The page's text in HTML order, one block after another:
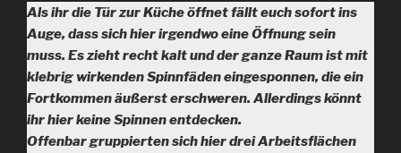
Als ihr die Tür zur Küche öffnet fällt euch sofort ins
Auge, dass sich hier irgendwo eine Öffnung sein
muss. Es zieht recht kalt und der ganze Raum ist mit
klebrig wirkenden Spinnfäden eingesponnen, die ein
Fortkommen äußerst erschweren. Allerdings könnt
ihr hier keine Spinnen entdecken.
Offenbar gruppierten sich hier drei Arbeitsflächen